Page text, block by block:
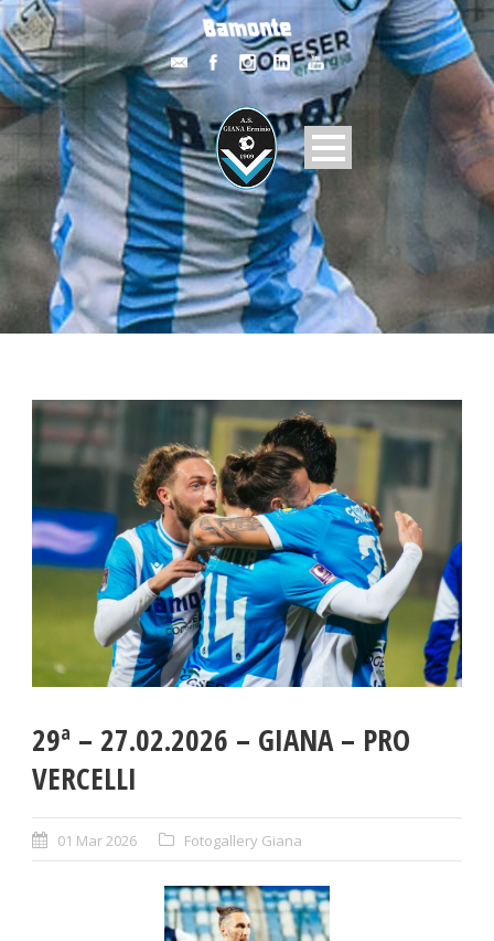
29ª – 27.02.2026 – GIANA – PRO
VERCELLI
01 Mar 2026 Fotogallery Giana